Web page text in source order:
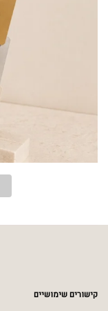
קישורים שימושיים